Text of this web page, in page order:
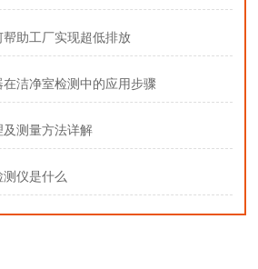
助工厂实现超低排放
洁净室检测中的应用步骤
测量方法详解
仪是什么